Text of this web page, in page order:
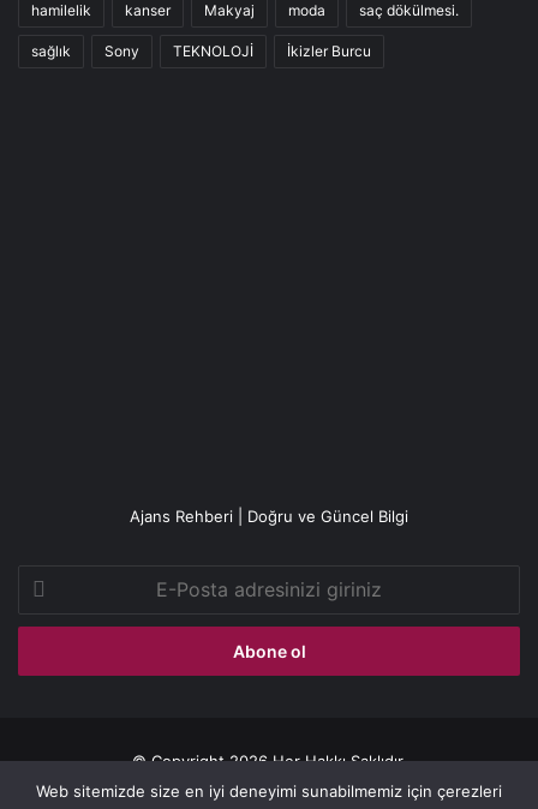
hamilelik kanser Makyaj moda saç dökülmesi.
sağlık Sony TEKNOLOJİ İkizler Burcu
Ajans Rehberi | Doğru ve Güncel Bilgi
Posta
adresinizi
© Copyright 2026 Her Hakkı Saklıdır.
Gizlilik politikası
Web sitemizde size en iyi deneyimi sunabilmemiz için çerezleri